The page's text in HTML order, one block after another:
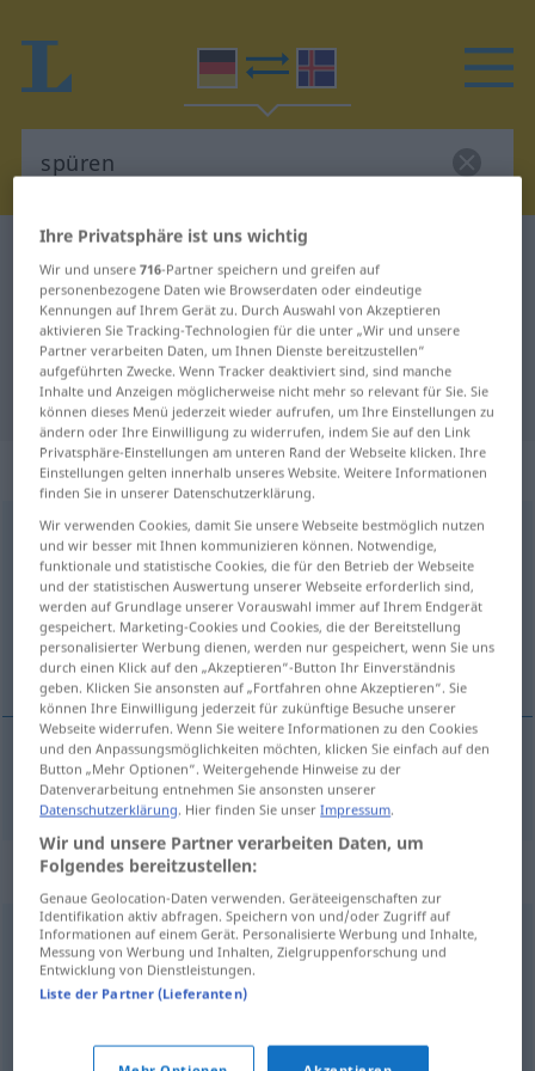
Deutsch-Isländisch Wörterbuch
Deutsch-Isländisch Übersetzung
für "spüren"
"spüren" Isländisch Übersetzung
„spüren“
spüren
Übersicht aller Übersetzungen
(Für mehr Details die Übersetzung anklicken/antippen)
verða var við, finna
verða varvið,finna spüren
Synonyme für "spüren"
wittern
Ihre Privatsphäre ist uns wichtig
Wir und unsere716-Partner speichern und greifen auf
personenbezogene Daten wie Browserdaten oder eindeutige
Kennungen auf Ihrem Gerät zu. Durch Auswahl von Akzeptieren
aktivieren Sie Tracking-Technologien für die unter „Wir und unsere
Partner verarbeiten Daten, um Ihnen Dienste bereitzustellen“
aufgeführten Zwecke. Wenn Tracker deaktiviert sind, sind manche
Inhalte und Anzeigen möglicherweise nicht mehr so relevant für Sie. Sie
können dieses Menü jederzeit wieder aufrufen, um Ihre Einstellungen zu
ändern oder Ihre Einwilligung zu widerrufen, indem Sie auf den Link
Privatsphäre-Einstellungen am unteren Rand der Webseite klicken. Ihre
Einstellungen gelten innerhalb unseres Website. Weitere Informationen
finden Sie in unserer Datenschutzerklärung.
Wir verwenden Cookies, damit Sie unsere Webseite bestmöglich nutzen
und wir besser mit Ihnen kommunizieren können. Notwendige,
funktionale und statistische Cookies, die für den Betrieb der Webseite
und der statistischen Auswertung unserer Webseite erforderlich sind,
werden auf Grundlage unserer Vorauswahl immer auf Ihrem Endgerät
gespeichert. Marketing-Cookies und Cookies, die der Bereitstellung
personalisierter Werbung dienen, werden nur gespeichert, wenn Sie uns
durch einen Klick auf den „Akzeptieren“-Button Ihr Einverständnis
geben. Klicken Sie ansonsten auf „Fortfahren ohne Akzeptieren“. Sie
können Ihre Einwilligung jederzeit für zukünftige Besuche unserer
Webseite widerrufen. Wenn Sie weitere Informationen zu den Cookies
und den Anpassungsmöglichkeiten möchten, klicken Sie einfach auf den
Button „Mehr Optionen“. Weitergehende Hinweise zu der
Datenverarbeitung entnehmen Sie ansonsten unserer
Datenschutzerklärung. Hier finden Sie unserImpressum.
Wir und unsere Partner verarbeiten Daten, um
Folgendes bereitzustellen:
Genaue Geolocation-Daten verwenden. Geräteeigenschaften zur
Identifikation aktiv abfragen. Speichern von und/oder Zugriff auf
Informationen auf einem Gerät. Personalisierte Werbung und Inhalte,
Messung von Werbung und Inhalten, Zielgruppenforschung und
Entwicklung von Dienstleistungen.
Liste der Partner (Lieferanten)